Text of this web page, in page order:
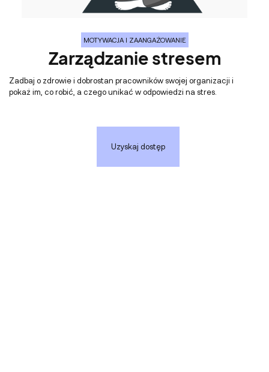
MOTYWACJA I ZAANGAŻOWANIE
Zarządzanie stresem
Zadbaj o zdrowie i dobrostan pracowników swojej organizacji i
pokaż im, co robić, a czego unikać w odpowiedzi na stres.
Uzyskaj dostęp